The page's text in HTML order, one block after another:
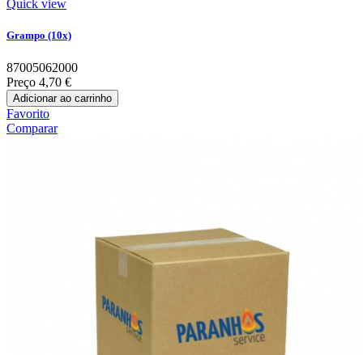
Quick view
Grampo (10x)
87005062000
Preço 4,70 €
Adicionar ao carrinho
Favorito
Comparar